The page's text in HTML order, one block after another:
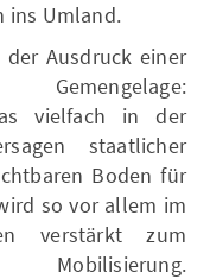
ins Umland.
Ausdruck einer
vielfach in der
staatlicher
Boden für
so vor allem im
verstärkt zum